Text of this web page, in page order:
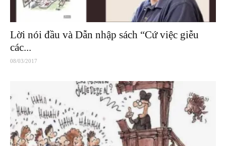
Lời nói đầu và Dẫn nhập sách “Cứ việc giễu
các...
08/03/2017